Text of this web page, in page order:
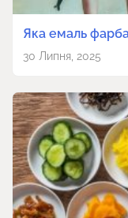
Яка емаль
30 Липня, 2025